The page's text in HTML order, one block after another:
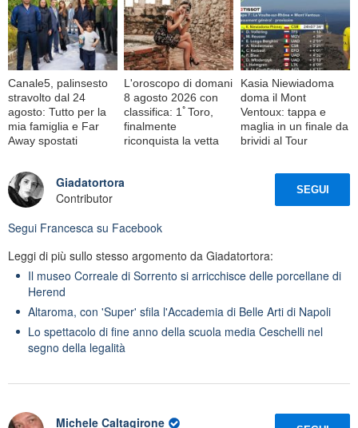
Canale5, palinsesto
stravolto dal 24
agosto: Tutto per la
mia famiglia e Far
Away spostati
L'oroscopo di domani
8 agosto 2026 con
classifica: 1ﾟToro,
finalmente
riconquista la vetta
Kasia Niewiadoma
doma il Mont
Ventoux: tappa e
maglia in un finale da
brividi al Tour
Giadatortora
Contributor
SEGUI
Segui Francesca su Facebook
Leggi di più sullo stesso argomento da Giadatortora:
Il museo Correale di Sorrento si arricchisce delle porcellane di
Herend
Altaroma, con 'Super' sfila l'Accademia di Belle Arti di Napoli
Lo spettacolo di fine anno della scuola media Ceschelli nel
segno della legalità
Michele Caltagirone